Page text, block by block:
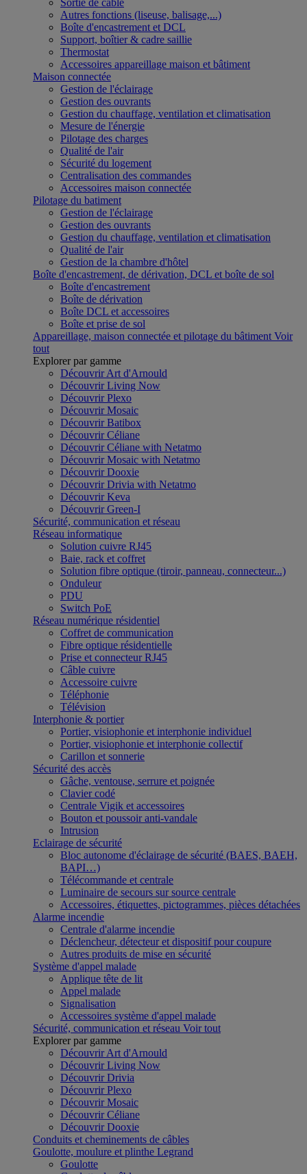
Sortie de câble
Autres fonctions (liseuse, balisage,...)
Boîte d'encastrement et DCL
Support, boîtier & cadre saillie
Thermostat
Accessoires appareillage maison et bâtiment
Maison connectée
Gestion de l'éclairage
Gestion des ouvrants
Gestion du chauffage, ventilation et climatisation
Mesure de l'énergie
Pilotage des charges
Qualité de l'air
Sécurité du logement
Centralisation des commandes
Accessoires maison connectée
Pilotage du batiment
Gestion de l'éclairage
Gestion des ouvrants
Gestion du chauffage, ventilation et climatisation
Qualité de l'air
Gestion de la chambre d'hôtel
Boîte d'encastrement, de dérivation, DCL et boîte de sol
Boîte d'encastrement
Boîte de dérivation
Boîte DCL et accessoires
Boîte et prise de sol
Appareillage, maison connectée et pilotage du bâtiment Voir
tout
Explorer par gamme
Découvrir Art d'Arnould
Découvrir Living Now
Découvrir Plexo
Découvrir Mosaic
Découvrir Batibox
Découvrir Céliane
Découvrir Céliane with Netatmo
Découvrir Mosaic with Netatmo
Découvrir Dooxie
Découvrir Drivia with Netatmo
Découvrir Keva
Découvrir Green-I
Sécurité, communication et réseau
Réseau informatique
Solution cuivre RJ45
Baie, rack et coffret
Solution fibre optique (tiroir, panneau, connecteur...)
Onduleur
PDU
Switch PoE
Réseau numérique résidentiel
Coffret de communication
Fibre optique résidentielle
Prise et connecteur RJ45
Câble cuivre
Accessoire cuivre
Téléphonie
Télévision
Interphonie & portier
Portier, visiophonie et interphonie individuel
Portier, visiophonie et interphonie collectif
Carillon et sonnerie
Sécurité des accès
Gâche, ventouse, serrure et poignée
Clavier codé
Centrale Vigik et accessoires
Bouton et poussoir anti-vandale
Intrusion
Eclairage de sécurité
Bloc autonome d'éclairage de sécurité (BAES, BAEH,
BAPI…)
Télécommande et centrale
Luminaire de secours sur source centrale
Accessoires, étiquettes, pictogrammes, pièces détachées
Alarme incendie
Centrale d'alarme incendie
Déclencheur, détecteur et dispositif pour coupure
Autres produits de mise en sécurité
Système d'appel malade
Applique tête de lit
Appel malade
Signalisation
Accessoires système d'appel malade
Sécurité, communication et réseau Voir tout
Explorer par gamme
Découvrir Art d'Arnould
Découvrir Living Now
Découvrir Drivia
Découvrir Plexo
Découvrir Mosaic
Découvrir Céliane
Découvrir Dooxie
Conduits et cheminements de câbles
Goulotte, moulure et plinthe Legrand
Goulotte